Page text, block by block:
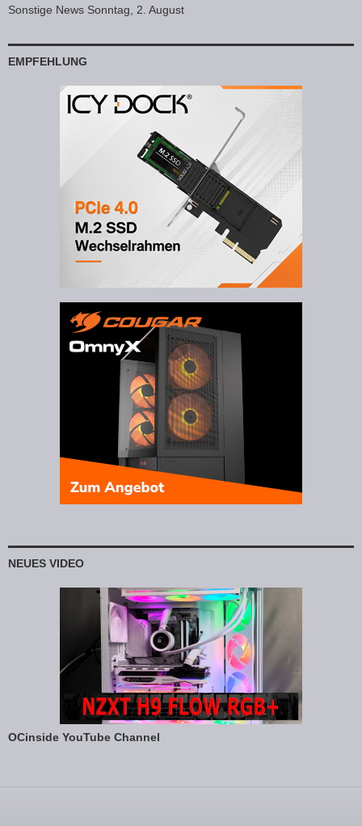
Sonstige News Sonntag, 2. August
EMPFEHLUNG
NEUES VIDEO
OCinside YouTube Channel